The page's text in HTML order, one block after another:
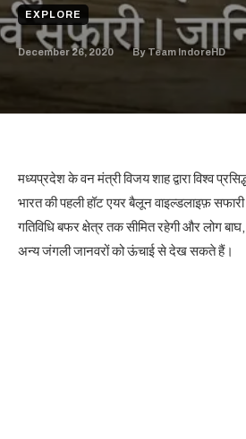
EXPLORE
December 26, 2020 By Team IndoreHD
मध्यप्रदेश के वन मंत्री विजय शाह द्वारा विश्व
भारत की पहली हॉट एयर बैलून वाइल्डलाइफ़
गतिविधि बफर क्षेत्र तक सीमित रहेगी और लोग
अन्य जंगली जानवरों को ऊंचाई से देख सकते हैं।